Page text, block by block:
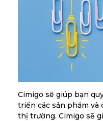
Cimigo sẽ giúp bạn
triển các sản phẩm
thị trường. Cimigo sẽ